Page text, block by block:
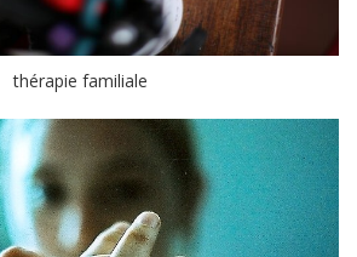
thérapie familiale